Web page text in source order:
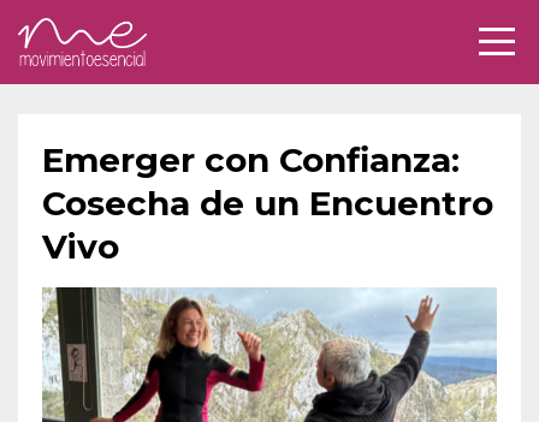
Emerger con Confianza:
Cosecha de un Encuentro
Vivo